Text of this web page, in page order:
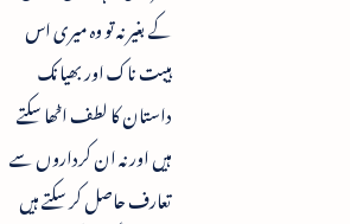
کے بغیر نہ تو وہ میری اس
ہیبت ناک اور بھیانک
داستان کا لطف اٹھا سکتے
ہیں اور نہ ان کرداروں سے
تعارف حاصل کر سکتے ہیں